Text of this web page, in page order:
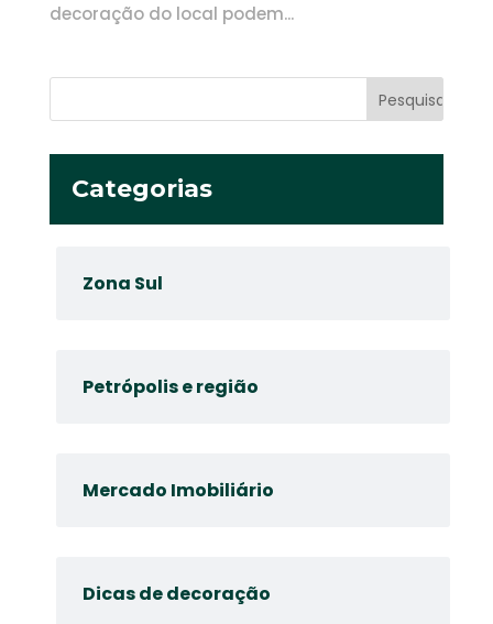
decoração do local podem...
Categorias
Zona Sul
Petrópolis e região
Mercado Imobiliário
Dicas de decoração